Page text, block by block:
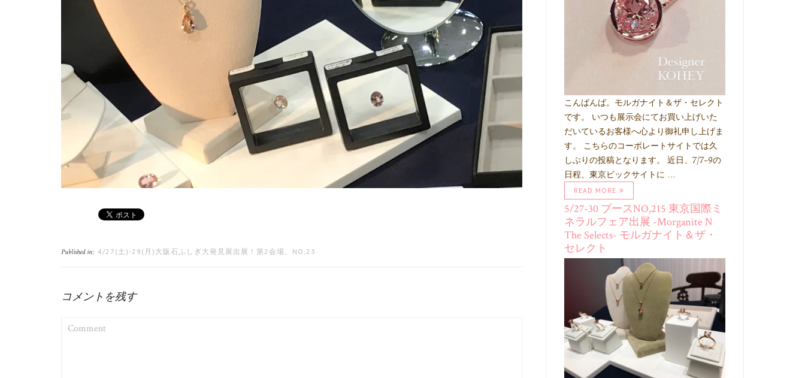
Published in: 4/27(土)-29(月)大阪石ふしぎ大発見展出展！第2会場、NO,23
コメントを残す
こんばんば。モルガナイト＆ザ・セレクト
です。 いつも展示会にてお買い上げいた
だいているお客様へ心より御礼申し上げま
す。 こちらのコーポレートサイトでは久
しぶりの投稿となります。 近日、7/7-9の
日程、東京ビックサイトに …
READ MORE
5/27-30 ブースNO,215 東京国際ミ
ネラルフェア出展 -Morganite N
The Selects- モルガナイト＆ザ・
セレクト